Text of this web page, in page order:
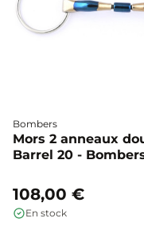
Bombers
Mors 2 anneaux
Barrel 20 -
108,00 €
En stock